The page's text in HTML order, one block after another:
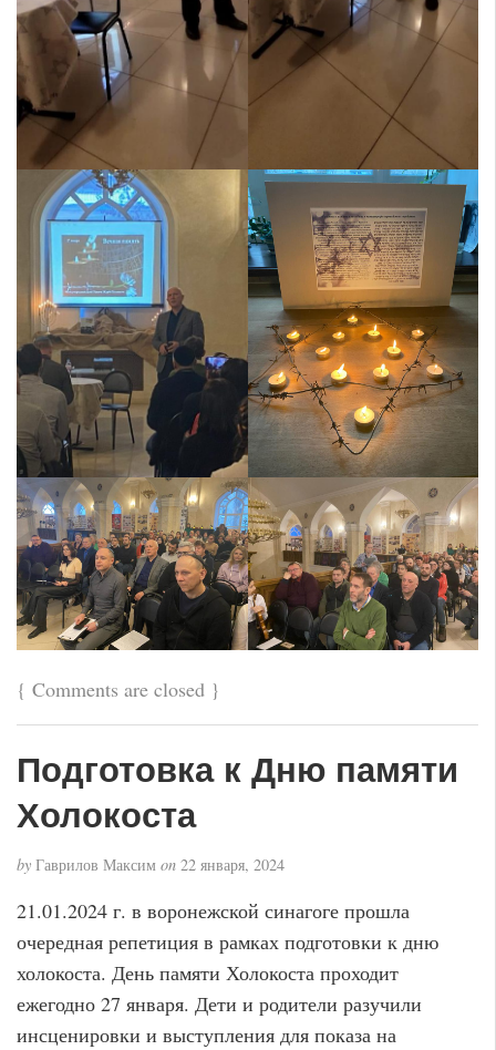
{ Comments are closed }
Подготовка к Дню памяти
Холокоста
by Гаврилов Максим on 22 января, 2024
21.01.2024 г. в воронежской синагоге прошла
очередная репетиция в рамках подготовки к дню
холокоста. День памяти Холокоста проходит
ежегодно 27 января. Дети и родители разучили
инсценировки и выступления для показа на